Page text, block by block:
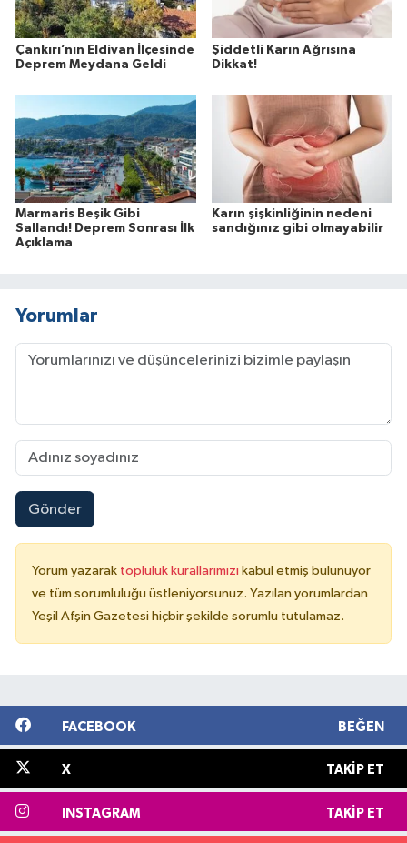
Çankırı’nın Eldivan İlçesinde
Deprem Meydana Geldi
Şiddetli Karın Ağrısına
Dikkat!
Marmaris Beşik Gibi
Sallandı! Deprem Sonrası İlk
Açıklama
Karın şişkinliğinin nedeni
sandığınız gibi olmayabilir
Yorumlar
Gönder
Yorum yazarak topluluk kurallarımızı kabul etmiş bulunuyor
ve tüm sorumluluğu üstleniyorsunuz. Yazılan yorumlardan
Yeşil Afşin Gazetesi hiçbir şekilde sorumlu tutulamaz.
FACEBOOK BEĞEN
X TAKIP ET
INSTAGRAM TAKIP ET